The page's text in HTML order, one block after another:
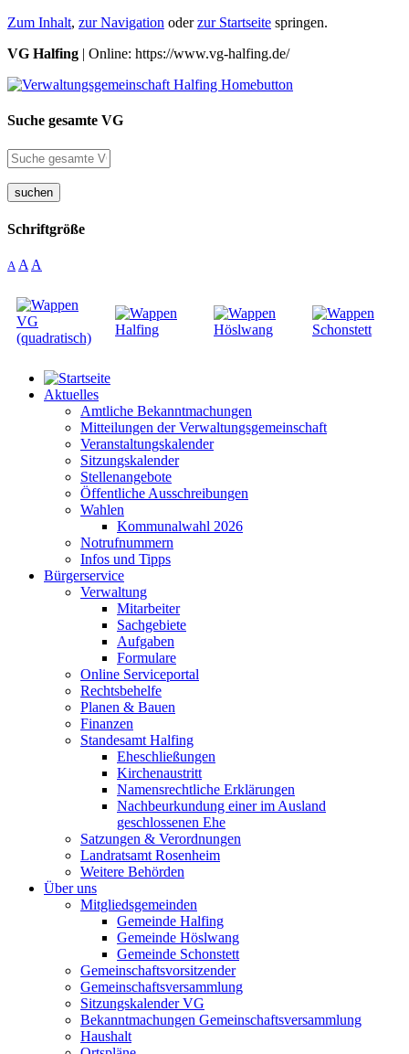
Zum Inhalt, zur Navigation oderzur Startseite springen.
VG Halfing | Online: https://www.vg-halfing.de/
Suche gesamte VG
suchen
Schriftgröße
A A A
Aktuelles
Amtliche Bekanntmachungen
Mitteilungen der Verwaltungsgemeinschaft
Veranstaltungskalender
Sitzungskalender
Stellenangebote
Öffentliche Ausschreibungen
Wahlen
Kommunalwahl 2026
Notrufnummern
Infos und Tipps
Bürgerservice
Verwaltung
Mitarbeiter
Sachgebiete
Aufgaben
Formulare
Online Serviceportal
Rechtsbehelfe
Planen & Bauen
Finanzen
Standesamt Halfing
Eheschließungen
Kirchenaustritt
Namensrechtliche Erklärungen
Nachbeurkundung einer im Ausland
geschlossenen Ehe
Satzungen & Verordnungen
Landratsamt Rosenheim
Weitere Behörden
Über uns
Mitgliedsgemeinden
Gemeinde Halfing
Gemeinde Höslwang
Gemeinde Schonstett
Gemeinschaftsvorsitzender
Gemeinschaftsversammlung
Sitzungskalender VG
Bekanntmachungen Gemeinschaftsversammlung
Haushalt